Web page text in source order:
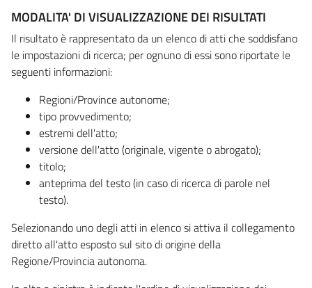
MODALITA' DI VISUALIZZAZIONE DEI RISULTATI
Il risultato è rappresentato da un elenco di atti che soddisfano
le impostazioni di ricerca; per ognuno di essi sono riportate le
seguenti informazioni:
Regioni/Province autonome;
tipo provvedimento;
estremi dell'atto;
versione dell'atto (originale, vigente o abrogato);
titolo;
anteprima del testo (in caso di ricerca di parole nel
testo).
Selezionando uno degli atti in elenco si attiva il collegamento
diretto all'atto esposto sul sito di origine della
Regione/Provincia autonoma.